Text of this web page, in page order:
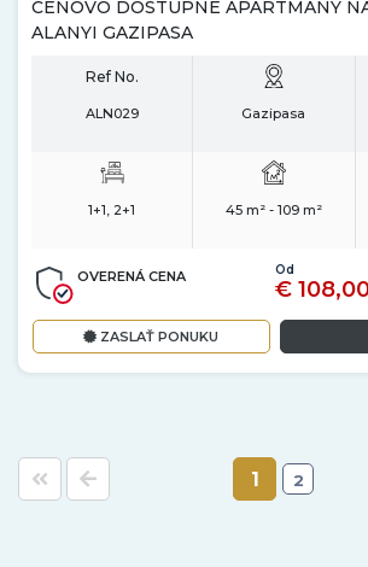
CENOVO DOSTUPNÉ APARTMÁNY
ALANYI GAZIPASA
Ref No.
ALN029 Gazipasa
1+1, 2+1 45 m² - 109 m²
OVERENÁ CENA Od
€
ZASLAŤ PONUKU
1 2